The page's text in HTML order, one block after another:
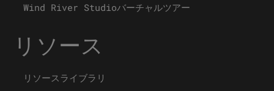
Wind River Studioバーチャルツアー
リソース
リソースライブラリ